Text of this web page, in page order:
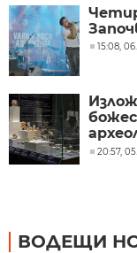
15:08,
при
20:57,
ВОДЕЩИ